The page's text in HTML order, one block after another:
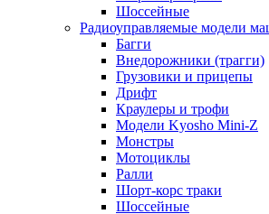
Шоссейные
Радиоуправляемые модели
Багги
Внедорожники (трагги)
Грузовики и прицепы
Дрифт
Краулеры и трофи
Модели Kyosho Mini-Z
Монстры
Мотоциклы
Ралли
Шорт-корс траки
Шоссейные